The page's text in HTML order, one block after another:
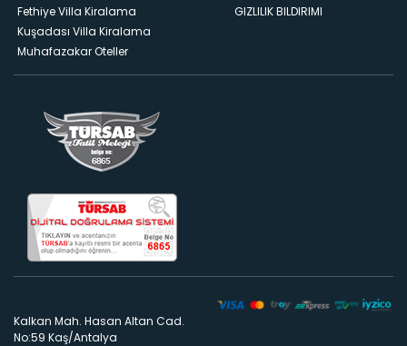
Fethiye Villa Kiralama
Kuşadası Villa Kiralama
Muhafazakar Oteller
GIZLILIK BILDIRIMI
Kalkan Mah. Hasan Altan Cad.
No:59 Kaş/Antalya